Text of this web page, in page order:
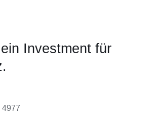
Investment für
4977